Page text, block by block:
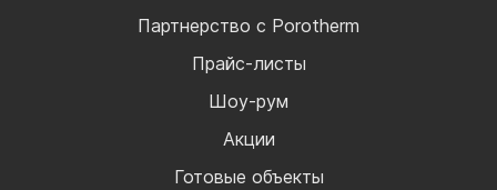
Партнерство с Porotherm
Прайс-листы
Шоу-рум
Акции
Готовые объекты